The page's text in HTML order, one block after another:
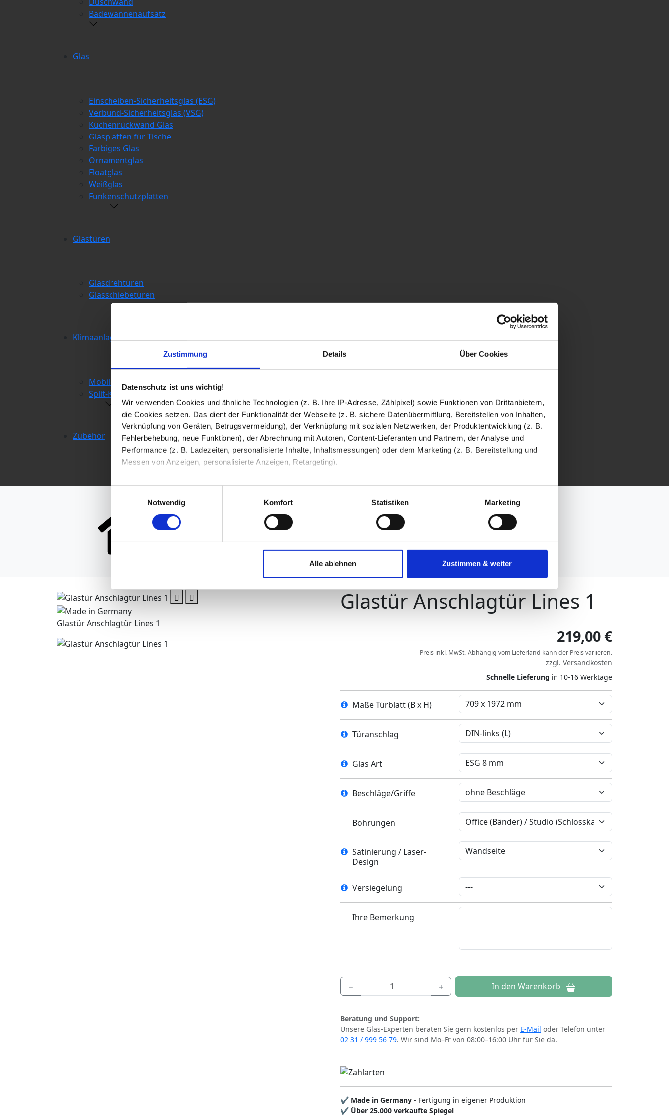
Zustimmung Details Über Cookies
Datenschutz ist uns wichtig!
Wir verwenden Cookies und ähnliche Technologien (z. B. Ihre IP-Adresse, Zählpixel) sowie Funktionen von Drittanbietern,
die Cookies setzen. Das dient der Funktionalität der Webseite (z. B. sichere Datenübermittlung, Bereitstellen von Inhalten,
Verknüpfung von Geräten, Betrugsvermeidung), der Verknüpfung mit sozialen Netzwerken, der Produktentwicklung (z. B.
Fehlerbehebung, neue Funktionen), der Abrechnung mit Autoren, Content-Lieferanten und Partnern, der Analyse und
Performance (z. B. Ladezeiten, personalisierte Inhalte, Inhaltsmessungen) oder dem Marketing (z. B. Bereitstellung und
Messen von Anzeigen, personalisierte Anzeigen, Retargeting).
Die Einzelheiten können Sie unter Datenschutz nachlesen. Über den Link "Cookies" am Seitenende können Sie mehr über
die eingesetzten Technologien und Partner erfahren und die von Ihnen gewünschten Einstellungen vornehmen.
Indem Sie auf den Button "Zustimmen" klicken, willigen Sie in die Verarbeitung Ihrer personenbezogenen Daten zu den
Impressum Datenschutz
Notwendig
Komfort Statistiken Marketing
Alle ablehnen Zustimmen & weiter
Badewannenaufsatz
Glas
Einscheiben-Sicherheitsglas (ESG)
Verbund-Sicherheitsglas (VSG)
Küchenrückwand Glas
Glasplatten für Tische
Farbiges Glas
Ornamentglas
Floatglas
Weißglas
Funkenschutzplatten
Glastüren
Glasdrehtüren
Glasschiebetüren
Klimaanlagen
Mobile Klimaanlagen
Split-Klimaanlagen
Zubehör
Glastür Anschlagtür Lines 1
Glastür Anschlagtür Lines 1
219,00 €
Preis inkl. MwSt. Abhängig vom Lieferland kann der Preis variieren.
zzgl. Versandkosten
Schnelle Lieferung in 10-16 Werktage
Maße Türblatt (B x H)
Türanschlag
Glas Art
Beschläge/Griffe
Bohrungen
Satinierung / Laser-
Design
Versiegelung
Ihre Bemerkung
In den Warenkorb
Beratung und Support:
Unsere Glas-Experten beraten Sie gern kostenlos per E-Mail oder Telefon unter
02 31 / 999 56 79. Wir sind Mo–Fr von 08:00–16:00 Uhr für Sie da.
✔ Made in Germany - Fertigung in eigener Produktion
✔ Über 25.000 verkaufte Spiegel